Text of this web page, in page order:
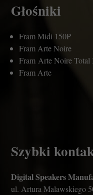
Głośniki
Fram Midi 150P
Fram Arte Noire
Fram Arte Noire Total
Fram Arte
Szybki
Digital Speakers
ul. Artura Malawskiego